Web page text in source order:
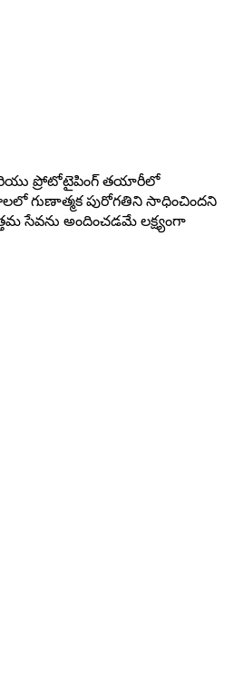
మరియు ప్రోటోటైపింగ్ తయారీలో
గుణాత్మక పురోగతిని సాధించిందని
సేవను అందించడమే లక్ష్యంగా